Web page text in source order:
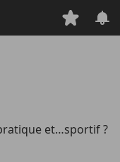
et…sportif ?